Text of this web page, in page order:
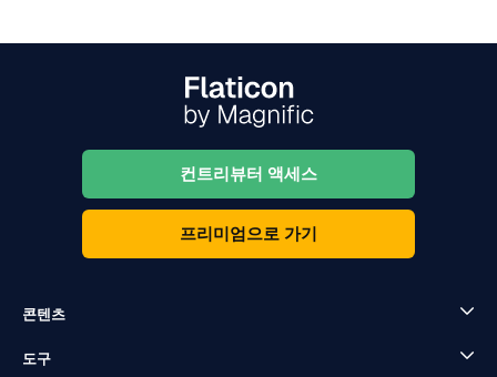
컨트리뷰터 액세스
프리미엄으로 가기
콘텐츠
도구